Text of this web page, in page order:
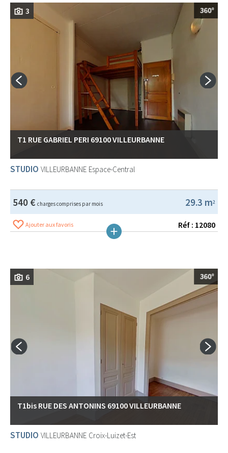
3
T1 RUE GABRIEL PERI 69100 VILLEURBANNE
STUDIO VILLEURBANNE Espace-Central
29.3 m2
540 € charges comprises par mois
Ajouter aux favoris Réf : 12080
6
T1bis RUE DES ANTONINS 69100 VILLEURBANNE
STUDIO VILLEURBANNE Croix-Luizet-Est